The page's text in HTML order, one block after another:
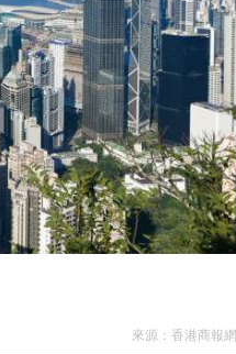
來源： 香港商報網